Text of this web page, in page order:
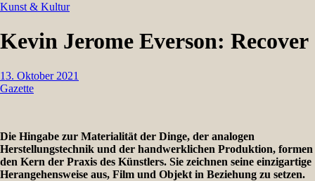
Kunst & Kultur
Kevin Jerome Everson: Recover
13. Oktober 2021
Gazette
Die Hingabe zur Materialität der Dinge, der analogen
Herstellungstechnik und der handwerklichen Produktion, formen
den Kern der Praxis des Künstlers. Sie zeichnen seine einzigartige
Herangehensweise aus, Film und Objekt in Beziehung zu setzen.